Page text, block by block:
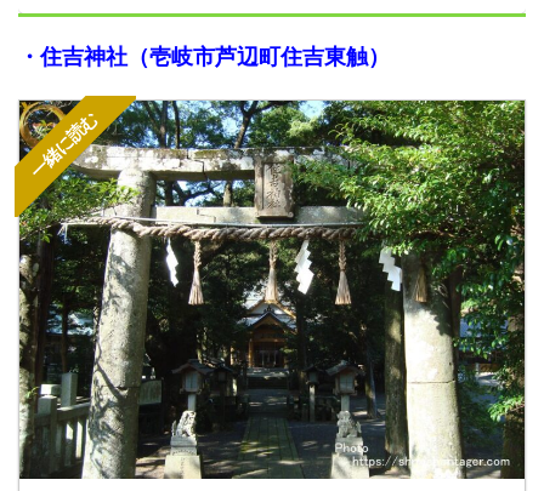
・住吉神社（壱岐市芦辺町住吉東触）
一緒に読む